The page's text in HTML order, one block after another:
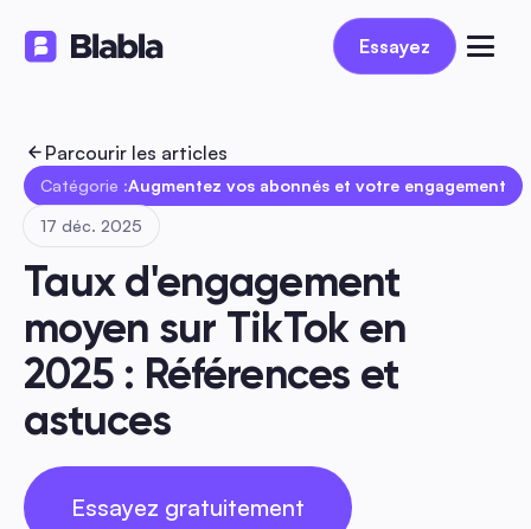
Essayez
Essayez
Parcourir les articles
Catégorie :Augmentez vos abonnés et votre engagement
17 déc. 2025
Taux d'engagement
moyen sur TikTok en
2025 : Références et
astuces
Essayez gratuitement